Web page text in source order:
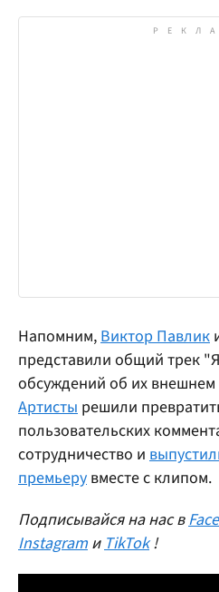
Напомним,Виктор Павлик
представили общий трек
обсуждений об их внешнем
Артисты решили
пользовательских
сотрудничество и
премьеру вместе с клипом.
Подписывайся на нас в
Instagram иTikTok !